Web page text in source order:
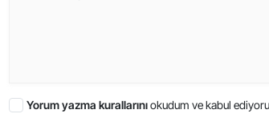
Yorum yazma kurallarınıokudum ve kabul